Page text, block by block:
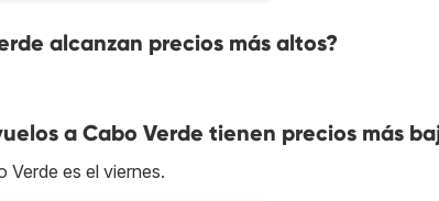
alcanzan precios más altos?
a Cabo Verde tienen precios más
Verde es el viernes.